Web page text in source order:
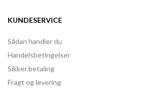
KUNDESERVICE
Sådan handler du
Handelsbetingelser
Sikker betaling
Fragt og levering